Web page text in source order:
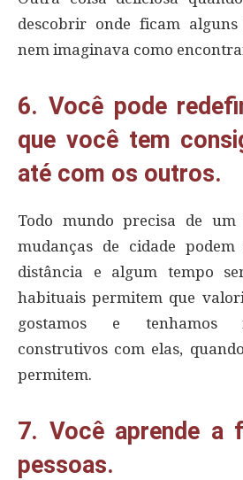
descobrir onde ficam
nem imaginava como
6. Você pode
que você tem
até com os outros.
Todo mundo precisa de um
mudanças de cidade
distância e algum tempo
habituais permitem que
gostamos e tenhamos
construtivos com elas,
permitem.
7. Você aprende a
pessoas.